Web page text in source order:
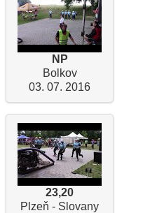
NP
Bolkov
03. 07. 2016
23,20
Plzeň - Slovany